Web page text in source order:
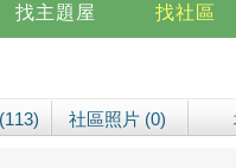
找主題屋 找社區
社區照片 (0)